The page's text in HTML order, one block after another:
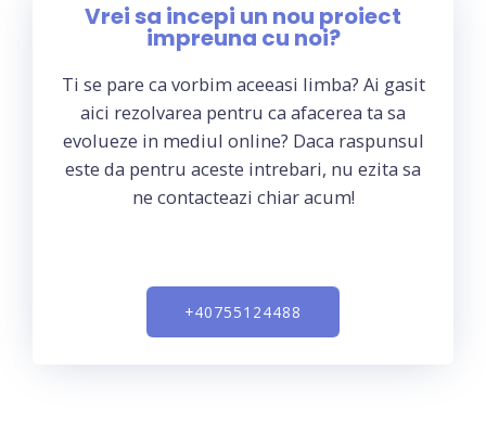
Vrei sa incepi un nou proiect
impreuna cu noi?
Ti se pare ca vorbim aceeasi limba? Ai gasit
aici rezolvarea pentru ca afacerea ta sa
evolueze in mediul online? Daca raspunsul
este da pentru aceste intrebari, nu ezita sa
ne contacteazi chiar acum!
+40755124488